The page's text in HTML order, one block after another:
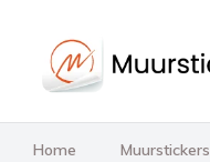
Home Muurstickers